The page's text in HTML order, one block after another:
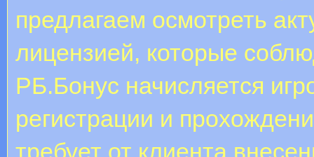
предлагаем осмотреть
лицензией, которые
РБ.Бонус начисляется
регистрации и
требует от клиента